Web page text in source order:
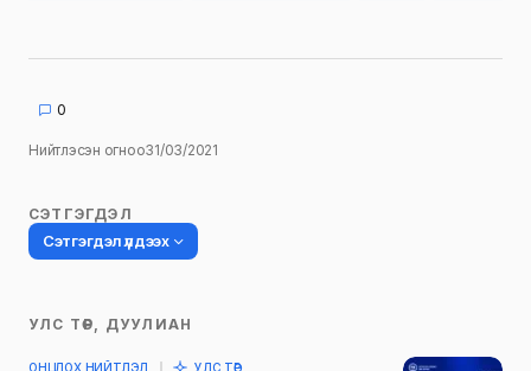
0
Нийтлэсэн огноо31/03/2021
СЭТГЭГДЭЛ
Сэтгэгдэл үлдээх
Таны имэйл хаягийг нийтлэхгүй.
УЛС ТӨР, ДУУЛИАН
ОНЦЛОХ НИЙТЛЭЛ УЛС ТӨР